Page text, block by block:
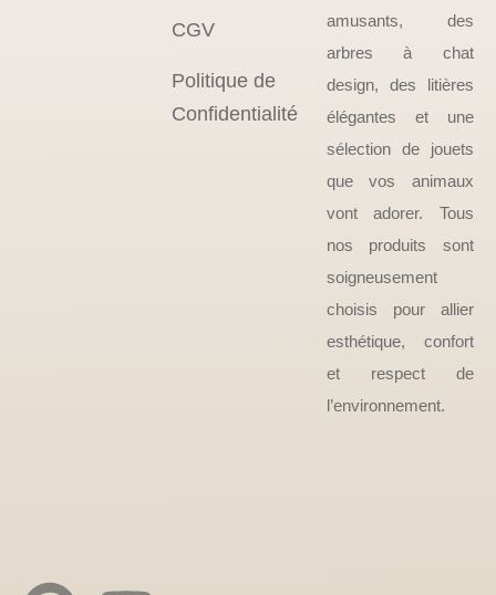
CGV
Politique de
Confidentialité
amusants, des
arbres à chat
design, des litières
élégantes et une
sélection de jouets
que vos animaux
vont adorer. Tous
nos produits sont
soigneusement
choisis pour allier
esthétique, confort
et respect de
l’environnement.